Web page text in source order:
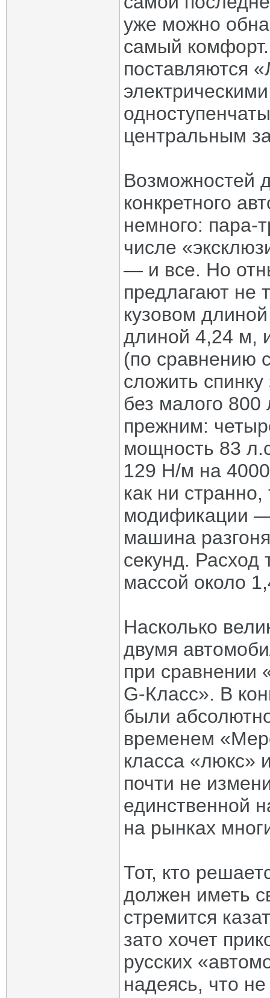
уже можно
самый
поставляются
центральным
Возможностей
конкретного
немного: пара-
числе
— и все. Но
предлагают не
кузовом
длиной 4,24 м,
(по сравнению
сложить
без малого 800
прежним:
мощность 83
129 Н/м на
как ни
модификации
машина
секунд. Расход
массой около
Насколько
двумя
при сравнении
G-Класс». В
были
временем
класса «люкс»
почти не
единственной
на рынках
Тот, кто
должен иметь
стремится
зато хочет
русских
надеясь, что